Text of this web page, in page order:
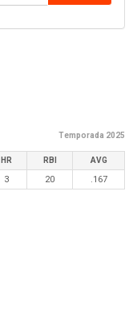
Temporada 2025
HR RBI AVG
3 20 .167